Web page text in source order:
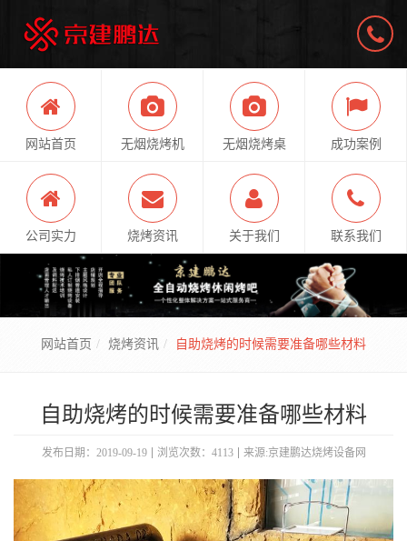
网站首页 无烟烧烤机 无烟烧烤桌 成功案例
公司实力 烧烤资讯 关于我们 联系我们
网站首页 烧烤资讯 ​自助烧烤的时候需要准备哪些材料
​自助烧烤的时候需要准备哪些材料
发布日期：2019-09-19 浏览次数：4113 来源:京建鹏达烧烤设备网